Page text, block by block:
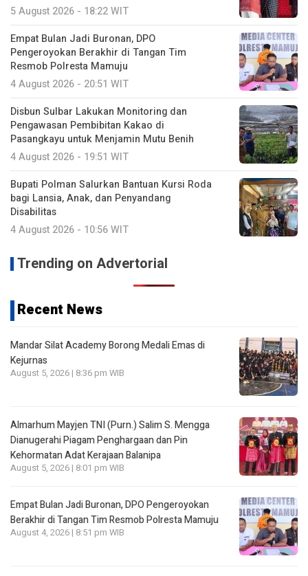
5 August 2026 - 18:22 WIT
Empat Bulan Jadi Buronan, DPO
Pengeroyokan Berakhir di Tangan Tim
Resmob Polresta Mamuju
4 August 2026 - 20:51 WIT
Disbun Sulbar Lakukan Monitoring dan
Pengawasan Pembibitan Kakao di
Pasangkayu untuk Menjamin Mutu Benih
4 August 2026 - 19:51 WIT
Bupati Polman Salurkan Bantuan Kursi Roda
bagi Lansia, Anak, dan Penyandang
Disabilitas
4 August 2026 - 10:56 WIT
Trending on Advertorial
Recent News
Mandar Silat Academy Borong Medali Emas di
Kejurnas
August 5, 2026 | 8:36 pm WIB
Almarhum Mayjen TNI (Purn.) Salim S. Mengga
Dianugerahi Piagam Penghargaan dan Pin
Kehormatan Adat Kerajaan Balanipa
August 5, 2026 | 8:01 pm WIB
Empat Bulan Jadi Buronan, DPO Pengeroyokan
Berakhir di Tangan Tim Resmob Polresta Mamuju
August 4, 2026 | 8:51 pm WIB